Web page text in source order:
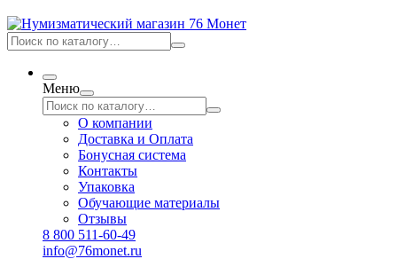
Меню
О компании
Доставка и Оплата
Бонусная система
Контакты
Упаковка
Обучающие материалы
Отзывы
8 800 511-60-49
info@76monet.ru